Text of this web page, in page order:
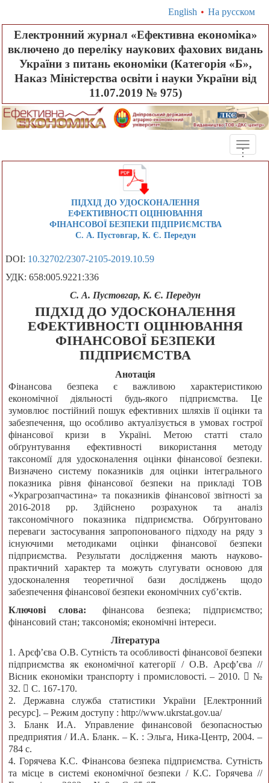
English • На русском
Електронний журнал «Ефективна економіка»
включено до переліку наукових фахових видань
України з питань економіки (Категорія «Б»,
Наказ Міністерства освіти і науки України від
11.07.2019 № 975)
Toggle
...
ПІДХІД ДО УДОСКОНАЛЕННЯ
ЕФЕКТИВНОСТІ ОЦІНЮВАННЯ
ФІНАНСОВОЇ БЕЗПЕКИ ПІДПРИЄМСТВА
С. А. Пустовгар, К. Є. Передун
DOI: 10.32702/2307-2105-2019.10.59
УДК: 658:005.9221:336
С. А. Пустовгар, К. Є. Передун
ПІДХІД ДО УДОСКОНАЛЕННЯ
ЕФЕКТИВНОСТІ ОЦІНЮВАННЯ
ФІНАНСОВОЇ БЕЗПЕКИ
ПІДПРИЄМСТВА
Анотація
Фінансова безпека є важливою характеристикою
економічної діяльності будь-якого підприємства. Це
зумовлює постійний пошук ефективних шляхів її оцінки та
забезпечення, що особливо актуалізується в умовах гострої
фінансової кризи в Україні. Метою статті стало
обґрунтування ефективності використання методу
таксономії для удосконалення оцінки фінансової безпеки.
Визначено систему показників для оцінки інтегрального
показника рівня фінансової безпеки на прикладі ТОВ
«Украгрозапчастина» та показників фінансової звітності за
2016-2018 рр. Здійснено розрахунок та аналіз
таксономічного показника підприємства. Обґрунтовано
переваги застосування запропонованого підходу на ряду з
існуючими методиками оцінки фінансової безпеки
підприємства. Результати дослідження мають науково-
практичний характер та можуть слугувати основою для
удосконалення теоретичної бази досліджень щодо
забезпечення фінансової безпеки економічних суб’єктів.
Ключові слова:
фінансова безпека; підприємство;
фінансовий стан; таксономія; економічні інтереси.
Література
1. Арєф’єва О.В. Сутність та особливості фінансової безпеки
підприємства як економічної категорії / О.В. Арєф’єва //
Вісник економіки транспорту і промисловості. – 2010.  №
32.  С. 167-170.
2. Державна служба статистики України [Електронний
ресурс]. – Режим доступу : http://www.ukrstat.gov.ua/
3. Бланк И.А. Управление финансовой безопасностью
предприятия / И.А. Бланк. – К. : Эльга, Ника-Центр, 2004. –
784 с.
4. Горячева К.С. Фінансова безпека підприємства. Сутність
та місце в системі економічної безпеки / К.С. Горячева //